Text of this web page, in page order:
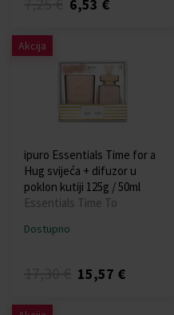
6,53 €
Akcija
ipuro Essentials Time for a
Hug svijeća + difuzor u
poklon kutiji 125g / 50ml
Essentials Time To
Dostupno
15,57 €